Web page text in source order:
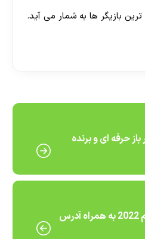
بازیگر ها به شمار می آید.
حرفه ای و برنده
آهنگ های شاخ اینستاگرام 2022 به همراه آدرس